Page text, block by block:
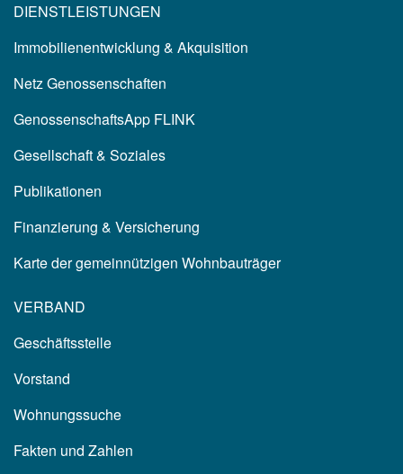
DIENSTLEISTUNGEN
Immobilienentwicklung & Akquisition
Netz Genossenschaften
GenossenschaftsApp FLINK
Gesellschaft & Soziales
Publikationen
Finanzierung & Versicherung
Karte der gemeinnützigen Wohnbauträger
VERBAND
Geschäftsstelle
Vorstand
Wohnungssuche
Fakten und Zahlen